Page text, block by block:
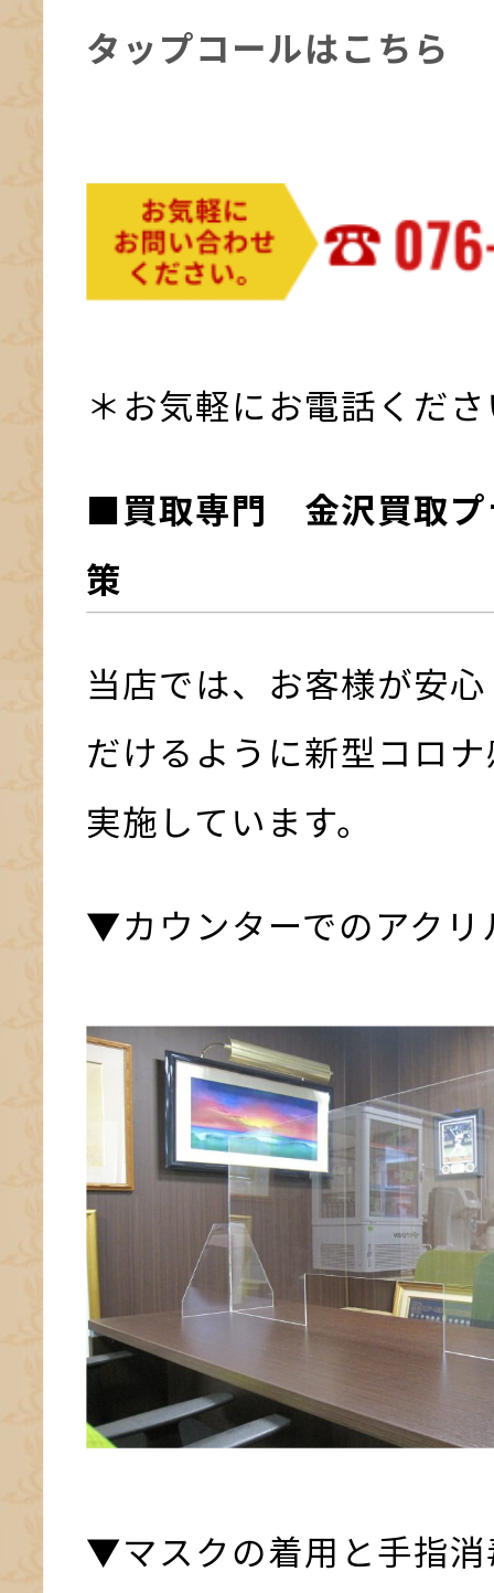
タップコールはこちら
＊お気軽にお電話くだ
■買取専門 金沢買取プ
策
当店では、お客様が安
だけるように新型コロ
実施しています。
▼カウンターでのアクリ
▼マスクの着用と手指